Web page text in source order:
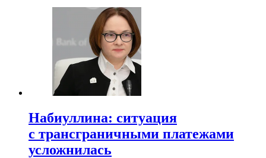
Набиуллина: ситуация
с трансграничными платежами
усложнилась